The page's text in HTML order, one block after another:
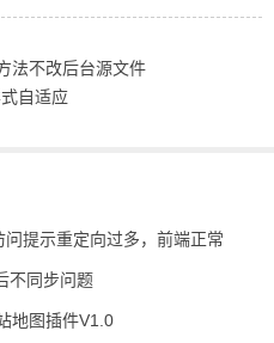
法不改后台源文件
自适应
提示重定向过多，前端正常
不同步问题
地图插件V1.0